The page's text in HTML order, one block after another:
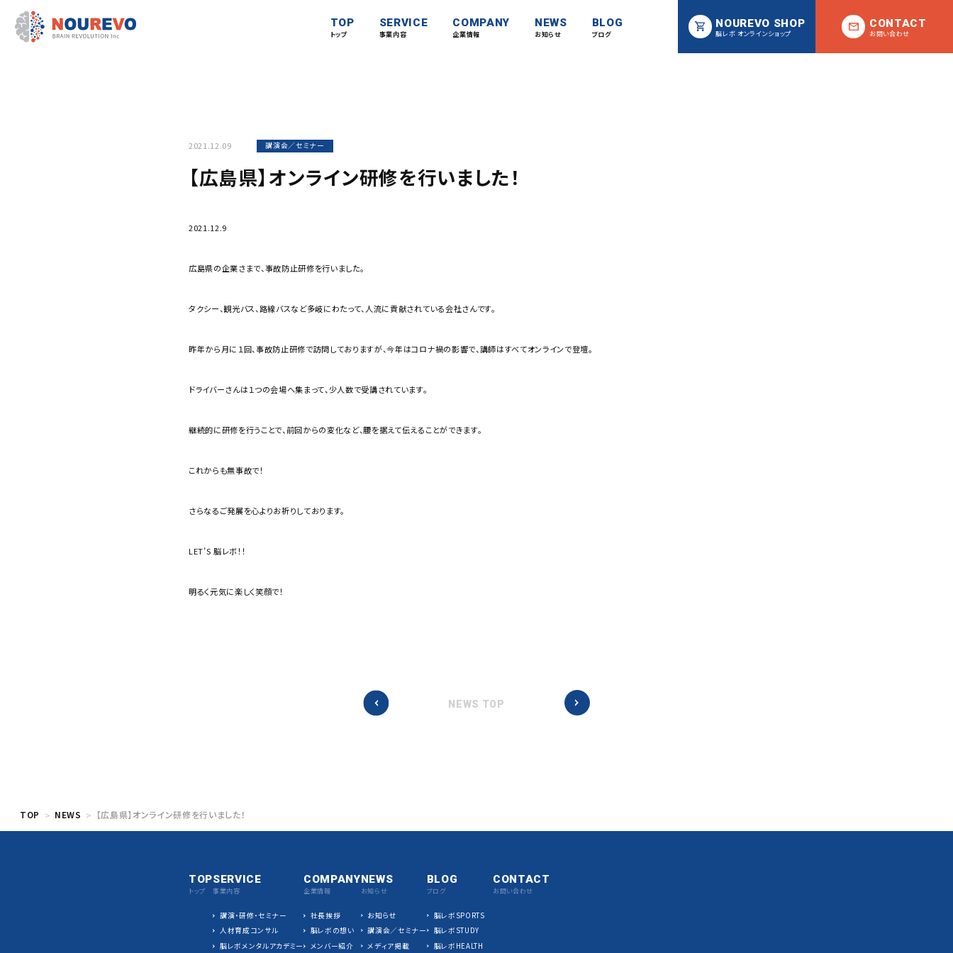
TOP
トップ
SERVICE
事業内容
COMPANY
企業情報
NEWS
お知らせ
BLOG
ブログ
NOUREVO SHOP
脳レボ オンラインショップ
CONTACT
お問い合わせ
2021.12.09 講演会／セミナー
【広島県】オンライン研修を行いました！
2021.12.9
広島県の企業さまで、事故防止研修を行いました。
タクシー、観光バス、路線バスなど多岐にわたって、人流に貢献されている会社さんです。
昨年から月に１回、事故防止研修で訪問しておりますが、今年はコロナ禍の影響で、講師はすべてオンラインで登壇。
ドライバーさんは１つの会場へ集まって、少人数で受講されています。
継続的に研修を行うことで、前回からの変化など、腰を据えて伝えることができます。
これからも無事故で！
さらなるご発展を心よりお祈りしております。
LET’S 脳レボ！！
明るく元気に楽しく笑顔で！
NEWS TOP
TOP NEWS 【広島県】オンライン研修を行いました！
TOP
トップ
SERVICE
事業内容
講演・研修・セミナー
人材育成コンサル
脳レボメンタルアカデミー
COMPANY
企業情報
社長挨拶
脳レボの想い
メンバー紹介
NEWS
お知らせ
お知らせ
講演会／セミナー
メディア掲載
BLOG
ブログ
脳レボSPORTS
脳レボSTUDY
脳レボHEALTH
CONTACT
お問い合わせ